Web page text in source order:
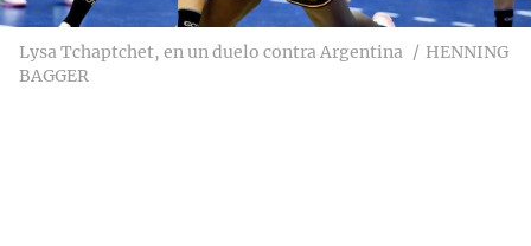
Lysa Tchaptchet, en un duelo contra Argentina
HENNING
BAGGER